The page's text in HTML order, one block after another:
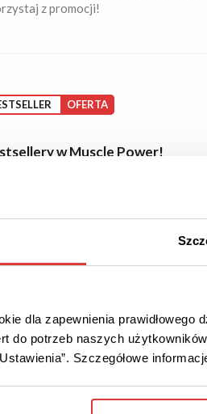
dla zapewnienia prawidłowego
do potrzeb naszych
Szczegółowe
z promocji!
OFERTA
w Muscle Power!
29
oferty w Tołpa!
sprzedające się produkty do
Sprawdź!